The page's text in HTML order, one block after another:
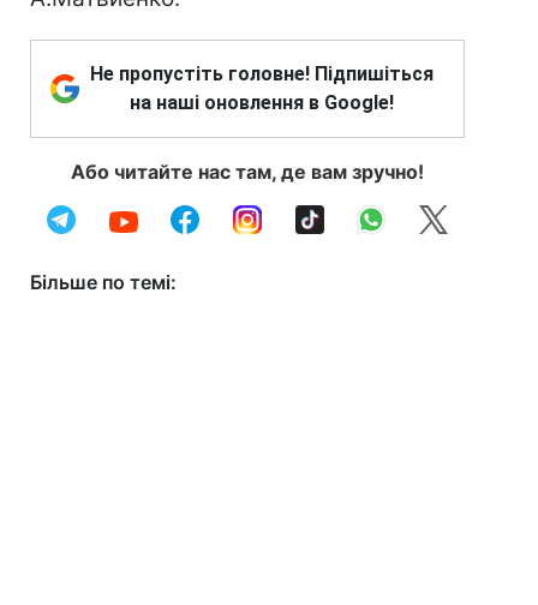
Не пропустіть головне! Підпишіться
на наші оновлення в Google!
Або читайте нас там, де вам зручно!
Більше по темі: